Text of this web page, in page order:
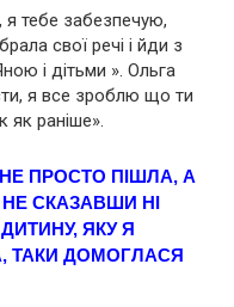
я тебе забезпечую,
свої речі і йди з
і дітьми ». Ольга
я все зроблю що ти
як раніше».
ПРОСТО ПІШЛА, А
СКАЗАВШИ НІ
ЯКУ Я
ТАКИ ДОМОГЛАСЯ